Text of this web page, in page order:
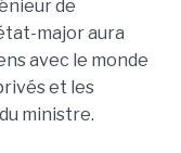
de
major aura
avec le monde
et les
ministre.